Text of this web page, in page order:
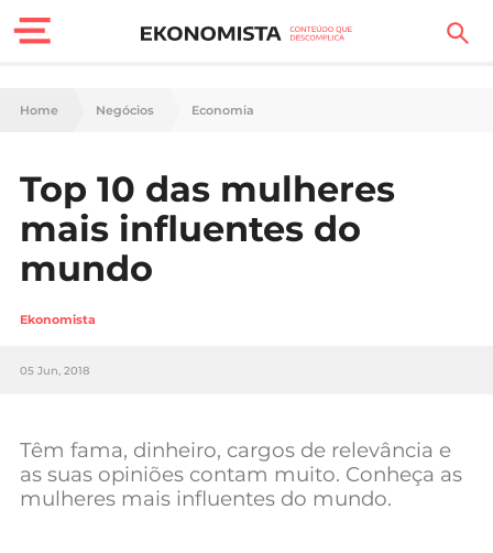
Finanças Pessoais
Carreira
Casa
Lifestyle
Sociedade
Negócios
Home Negócios Economia
Top 10 das mulheres
mais influentes do
mundo
Ekonomista
05 Jun, 2018
Têm fama, dinheiro, cargos de relevância e
as suas opiniões contam muito. Conheça as
mulheres mais influentes do mundo.